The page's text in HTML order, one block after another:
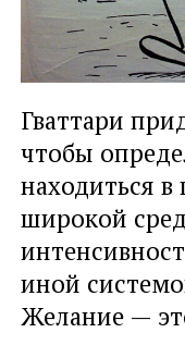
Гваттари
чтобы
находиться
широкой
иной
Желание —